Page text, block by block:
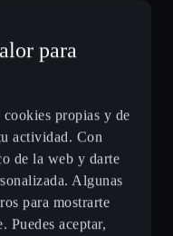
híbridos enchufables
para
propias y de
actividad. Con
de la web y darte
Algunas
para mostrarte
Puedes aceptar,